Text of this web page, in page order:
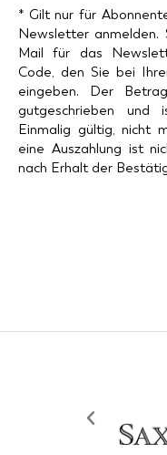
* Gilt nur für
Newsletter
Mail für das
Code, den Sie bei
eingeben. Der
gutgeschrieben und
Einmalig gültig, nicht
eine Auszahlung ist
nach Erhalt der